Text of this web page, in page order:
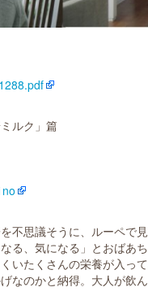
ルク」篇
不思議そうに、ルーペで
る、気になる」とおばあ
いたくさんの栄養が入っ
なのかと納得。大人が飲